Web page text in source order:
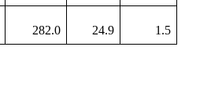
282.0 24.9 1.5